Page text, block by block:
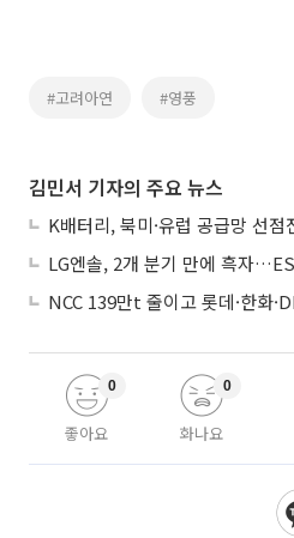
#고려아연 #영풍
김민서 기자의 주요 뉴스
좋아요
0
화나요
0